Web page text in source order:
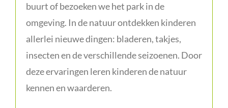
buurt of bezoeken we het park in de
omgeving. In de natuur ontdekken kinderen
allerlei nieuwe dingen: bladeren, takjes,
insecten en de verschillende seizoenen. Door
deze ervaringen leren kinderen de natuur
kennen en waarderen.